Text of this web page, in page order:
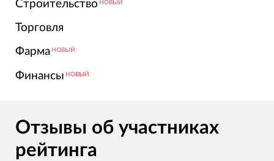
Строительство НОВЫЙ
Торговля
Фарма НОВЫЙ
Финансы НОВЫЙ
Отзывы об участниках
рейтинга